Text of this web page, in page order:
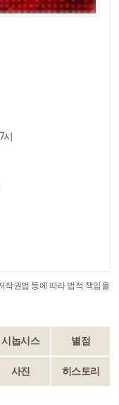
시
작권법 등에 따라 법적 책임을
시놉시스 별점
사진 히스토리